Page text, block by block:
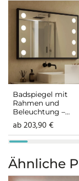
Badspiegel mit
Rahmen und
Beleuchtung –
Hollywood links
rechts
ab203,90€
Ähnliche